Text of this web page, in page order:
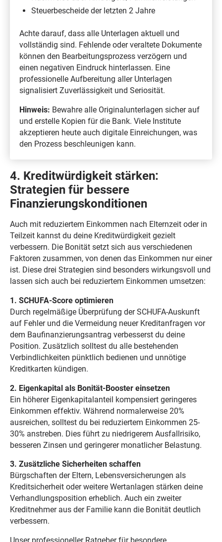
Steuerbescheide der letzten 2 Jahre
Achte darauf, dass alle Unterlagen aktuell und
vollständig sind. Fehlende oder veraltete Dokumente
können den Bearbeitungsprozess verzögern und
einen negativen Eindruck hinterlassen. Eine
professionelle Aufbereitung aller Unterlagen
signalisiert Zuverlässigkeit und Seriosität.
Hinweis: Bewahre alle Originalunterlagen sicher auf
und erstelle Kopien für die Bank. Viele Institute
akzeptieren heute auch digitale Einreichungen, was
den Prozess beschleunigen kann.
4. Kreditwürdigkeit stärken:
Strategien für bessere
Finanzierungskonditionen
Auch mit reduziertem Einkommen nach Elternzeit oder in
Teilzeit kannst du deine Kreditwürdigkeit gezielt
verbessern. Die Bonität setzt sich aus verschiedenen
Faktoren zusammen, von denen das Einkommen nur einer
ist. Diese drei Strategien sind besonders wirkungsvoll und
lassen sich auch bei reduziertem Einkommen umsetzen:
1. SCHUFA-Score optimieren
Durch regelmäßige Überprüfung der SCHUFA-Auskunft
auf Fehler und die Vermeidung neuer Kreditanfragen vor
dem Baufinanzierungsantrag verbesserst du deine
Position. Zusätzlich solltest du alle bestehenden
Verbindlichkeiten pünktlich bedienen und unnötige
Kreditkarten kündigen.
2. Eigenkapital als Bonität-Booster einsetzen
Ein höherer Eigenkapitalanteil kompensiert geringeres
Einkommen effektiv. Während normalerweise 20%
ausreichen, solltest du bei reduziertem Einkommen 25-
30% anstreben. Dies führt zu niedrigerem Ausfallrisiko,
besseren Zinsen und geringerer monatlicher Belastung.
3. Zusätzliche Sicherheiten schaffen
Bürgschaften der Eltern, Lebensversicherungen als
Kreditsicherheit oder weitere Wertanlagen stärken deine
Verhandlungsposition erheblich. Auch ein zweiter
Kreditnehmer aus der Familie kann die Bonität deutlich
verbessern.